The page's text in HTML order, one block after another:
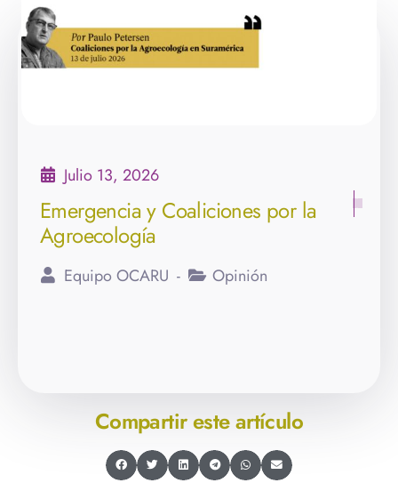
Julio 13, 2026
Emergencia y Coaliciones por la
Agroecología
Equipo OCARU Opinión
Compartir este artículo